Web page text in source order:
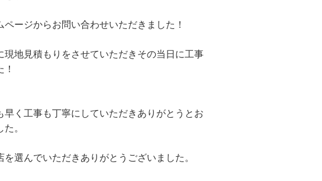
ージからお問い合わせいただきました！
現地見積もりをさせていただきその当日に工事
早く工事も丁寧にしていただきありがとうとお
。
選んでいただきありがとうございました。